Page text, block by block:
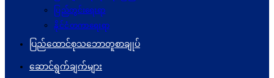
ပြည်တွင်းရေးရာ
နိုင်ငံတကာရေးရာ
ပြည်ထောင်စုသဘောတူစာချုပ်
ဆောင်ရွက်ချက်များ